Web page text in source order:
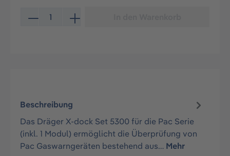
Produkt Anzahl: Gib den gewünschten Wert ein oder
Beschreibung
Das Dräger X-dock Set 5300 für die Pac Serie
(inkl. 1 Modul) ermöglicht die Überprüfung von
Pac Gaswarngeräten bestehend aus… Mehr